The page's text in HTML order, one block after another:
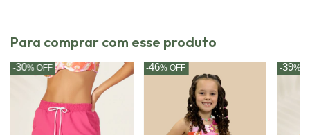
Para comprar com esse produto
-30% OFF -46%OFF -39%